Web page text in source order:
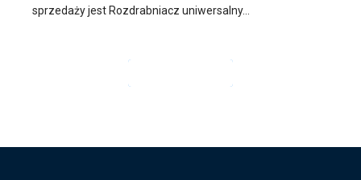
sprzedaży jest Rozdrabniacz uniwersalny...